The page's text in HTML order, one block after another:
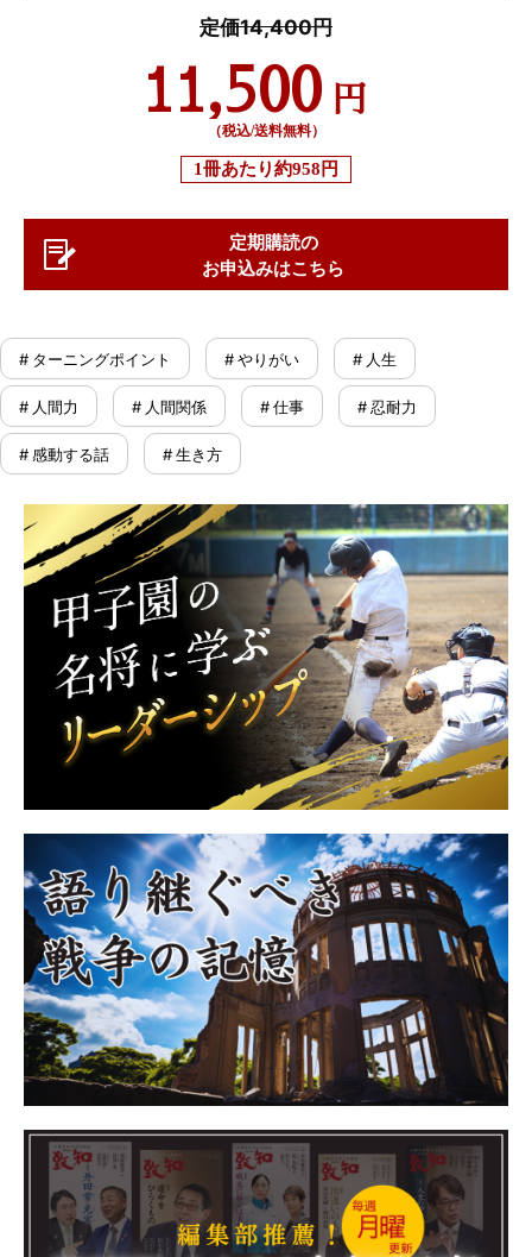
定価14,400円
11,500 円
（税込/送料無料）
1冊あたり約958円
定期購読の
お申込みはこちら
# ターニングポイント # やりがい # 人生
# 人間力 # 人間関係 # 仕事 # 忍耐力
# 感動する話 # 生き方